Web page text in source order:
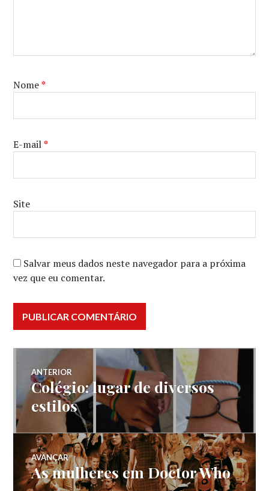
Nome*
E-mail*
Site
Salvar meus dados neste navegador para a próxima
vez que eu comentar.
Navegação
de
Post
ANTERIOR
Post
anterior:
Colégio: lugar de diversos
estilos
AVANÇAR
Próximo
post:
As mulheres em Doctor Who